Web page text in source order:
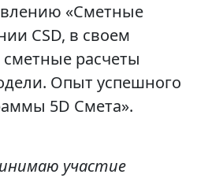
«Сметные
CSD, в своем
расчеты
Опыт успешного
5D Смета».
участие